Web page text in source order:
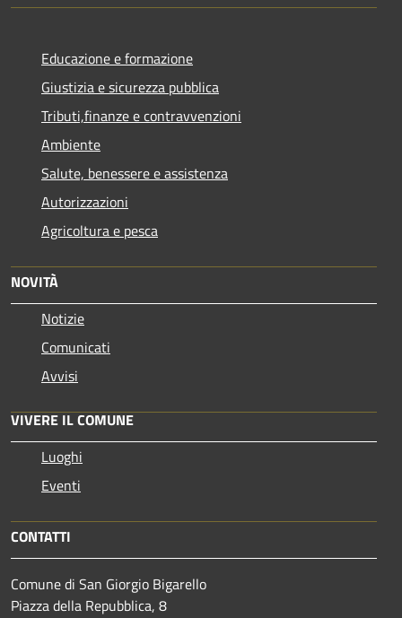
Educazione e formazione
Giustizia e sicurezza pubblica
Tributi,finanze e contravvenzioni
Ambiente
Salute, benessere e assistenza
Autorizzazioni
Agricoltura e pesca
NOVITÀ
Notizie
Comunicati
Avvisi
VIVERE IL COMUNE
Luoghi
Eventi
CONTATTI
Comune di San Giorgio Bigarello
Piazza della Repubblica, 8